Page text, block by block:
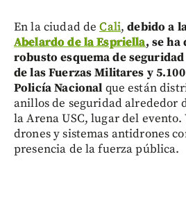
En la ciudad deCali,debido a
Abelardo de la Espriella, se ha
robusto esquema de
de las Fuerzas Militares y
Policía Nacional que están
anillos de seguridad alrededor
la Arena USC, lugar del
drones y sistemas antidrones
presencia de la fuerza pública.